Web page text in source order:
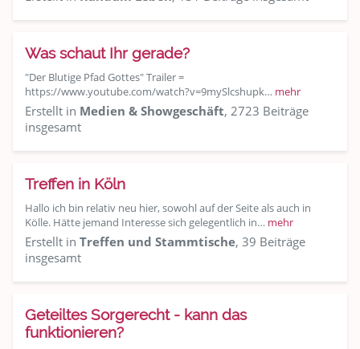
Was schaut Ihr gerade?
"Der Blutige Pfad Gottes" Trailer =
https://www.youtube.com/watch?v=9mySlcshupk… mehr
Erstellt in Medien & Showgeschäft, 2723 Beiträge
insgesamt
Treffen in Köln
Hallo ich bin relativ neu hier, sowohl auf der Seite als auch in
Kölle. Hätte jemand Interesse sich gelegentlich in… mehr
Erstellt in Treffen und Stammtische, 39 Beiträge
insgesamt
Geteiltes Sorgerecht - kann das
funktionieren?